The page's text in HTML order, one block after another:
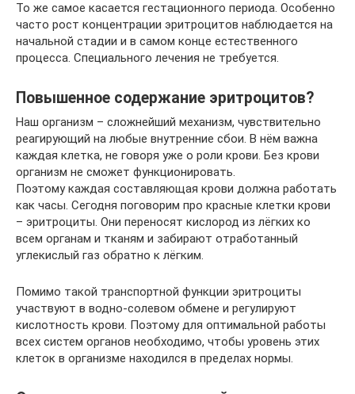
То же самое касается гестационного периода. Особенно
часто рост концентрации эритроцитов наблюдается на
начальной стадии и в самом конце естественного
процесса. Специального лечения не требуется.
Повышенное содержание эритроцитов?
Наш организм – сложнейший механизм, чувствительно
реагирующий на любые внутренние сбои. В нём важна
каждая клетка, не говоря уже о роли крови. Без крови
организм не сможет функционировать.
Поэтому каждая составляющая крови должна работать
как часы. Сегодня поговорим про красные клетки крови
– эритроциты. Они переносят кислород из лёгких ко
всем органам и тканям и забирают отработанный
углекислый газ обратно к лёгким.
Помимо такой транспортной функции эритроциты
участвуют в водно-солевом обмене и регулируют
кислотность крови. Поэтому для оптимальной работы
всех систем органов необходимо, чтобы уровень этих
клеток в организме находился в пределах нормы.